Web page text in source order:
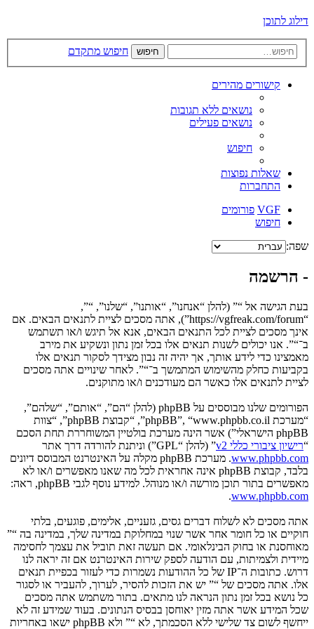
דילוג לתוכן
חיפוש חיפוש מתקדם
קישורים מהירים
נושאים ללא תגובות
נושאים פעילים
חיפוש
שאלות נפוצות
התחברות
VGF פורומים
חיפוש
שפה:
- הרשמה
בעת הגישה אל “” (להלן “אנחנו”, “אותנו”, “שלנו”, “”,
“https://vgfreak.com/forum”), אתה מסכים לציית לתנאים הבאים. אם
אינך מסכים לציית לכל התנאים הבאים, אנא אל תיגש ו/או תשתמש
ב־“”. אנו יכולים לשנות תנאים אלו בכל זמן נתון ונשקיע את מירב
מאמצינו כדי לידע אותך, אך יהיה זה נבון מצידך לסקור תנאים אלו
בקביעות כחלק מהשימוש המתמשך ב־“”. לאחר שינויים אתה מסכים
לציית לתנאים אלו כאשר הם מעודכנים ו/או מתוקנים.
הפורומים שלנו מבוססים על phpBB (להלן “הם”, “אותם”, “שלהם”,
“מערכת phpBB”, “www.phpbb.co.il”, “קבוצת phpBB”, “צוות
phpBB הישראלי”) אשר הינה מערכת בולטיין המשוחררת תחת הסכם
“רישיון ציבורי כללי v2
” (להלן “GPL”) וניתנת להורדה דרך אתר
www.phpbb.com
. מערכת phpBB מקלה על האינטרנט המבוסס דיונים
בלבד, קבוצת phpBB אינה אחראית לכל מה שאנו מאפשרים ו/או לא
מאפשרים בתור תוכן מורשה ו/או מנוהל. למידע נוסף לגבי phpBB, ראה:
www.phpbb.com
.
אתה מסכים לא לשלוח דברים גסים, גזעניים, אלימים, פוגעים, בלתי
חוקיים או כל חומר אחר אשר שנוי במחלוקת במדינה שלך, במדינה בה “”
מאוחסנת או בחוק הבינלאומי. אם תעשה זאת תוביל את עצמך לחסימה
מיידית ולצמיתות, עם הודעה לספק שירות האינטרנט אם זה יראה לנו
דרוש. כתובות ה־IP של כל ההודעות נשמרות כדי לעזור בכפיית תנאים
אלו. אתה מסכים של “” יש את הזכות להסיר, לערוך, להעביר או לסגור
כל נושא בכל זמן נתון הנראה לנו מתאים. בתור משתמש אתה מסכים
שכל המידע אשר אתה מזין יאוחסן בבסיס הנתונים. בעוד שמידע זה לא
ייחשף לשום צד שלישי ללא הסכמתך, לא “” ולא phpBB ישאו באחריות